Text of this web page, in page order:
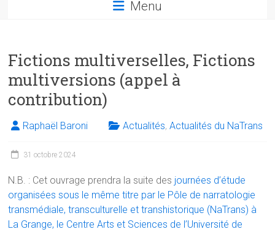
de
narratologie
transmédiale
(NaTrans)
Menu
Fictions multiverselles, Fictions
multiversions (appel à
contribution)
Raphaël Baroni Actualités,Actualités du NaTrans
31 octobre 2024
N.B. : Cet ouvrage prendra la suite des journées d’étude
organisées sous le même titre par le Pôle de narratologie
transmédiale, transculturelle et transhistorique (NaTrans) à
La Grange, le Centre Arts et Sciences de l’Université de